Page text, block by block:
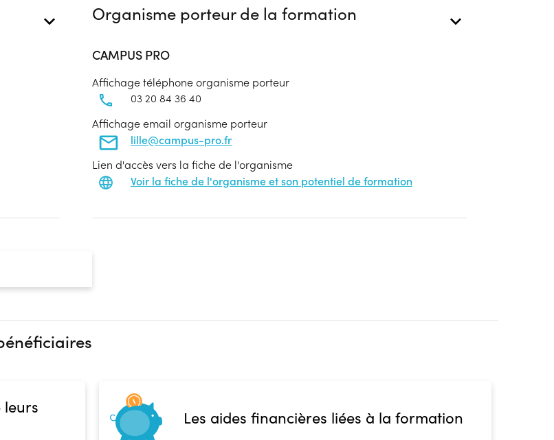
Organisme porteur de la formation
CAMPUS PRO
Affichage téléphone organisme porteur
03 20 84 36 40
Affichage email organisme porteur
lille@campus-pro.fr
Lien d'accès vers la fiche de l'organisme
Voir la fiche de l'organisme et son potentiel de formation
leurs
Les aides financières liées à la formation